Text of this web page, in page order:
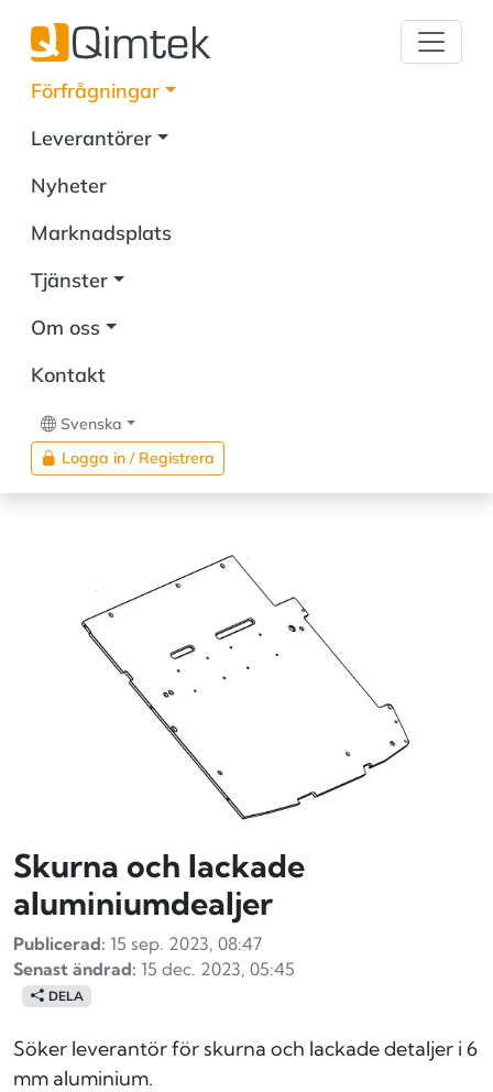
Förfrågningar
Leverantörer
Nyheter
Marknadsplats
Tjänster
Om oss
Kontakt
Svenska
Logga in / Registrera
Skurna och lackade
aluminiumdealjer
Publicerad: 15 sep. 2023, 08:47
Senast ändrad: 15 dec. 2023, 05:45
DELA
Söker leverantör för skurna och lackade detaljer i 6
mm aluminium.